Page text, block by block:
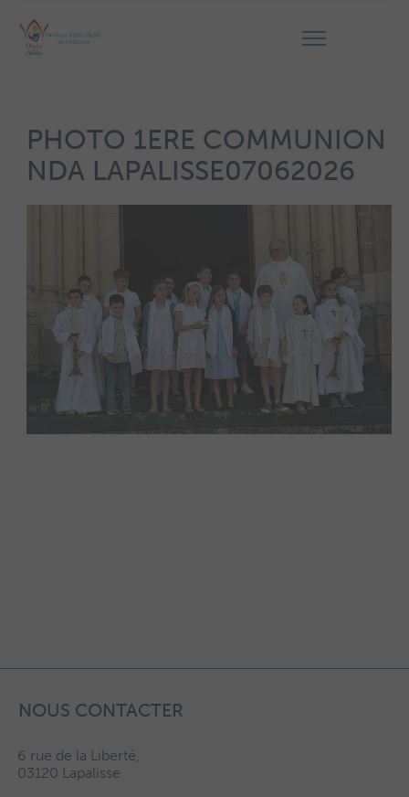
PHOTO 1ERE COMMUNION
NDA LAPALISSE07062026
NOUS CONTACTER
6 rue de la Liberté,
03120 Lapalisse